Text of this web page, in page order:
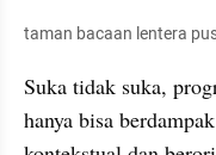
taman bacaan lentera
Suka tidak suka,
hanya bisa